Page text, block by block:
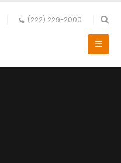
(222) 229-2000